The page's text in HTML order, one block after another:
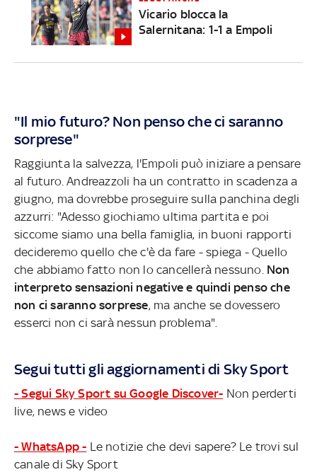
Vicario blocca la
Salernitana: 1-1 a Empoli
"Il mio futuro? Non penso che ci saranno
sorprese"
Raggiunta la salvezza, l'Empoli può iniziare a pensare
al futuro. Andreazzoli ha un contratto in scadenza a
giugno, ma dovrebbe proseguire sulla panchina degli
azzurri: "Adesso giochiamo ultima partita e poi
siccome siamo una bella famiglia, in buoni rapporti
decideremo quello che c'è da fare - spiega - Quello
che abbiamo fatto non lo cancellerà nessuno. Non
interpreto sensazioni negative e quindi penso che
non ci saranno sorprese, ma anche se dovessero
esserci non ci sarà nessun problema".
Segui tutti gli aggiornamenti di Sky Sport
- Segui Sky Sport su Google Discover- Non perderti
live, news e video
- WhatsApp - Le notizie che devi sapere? Le trovi sul
canale di Sky Sport